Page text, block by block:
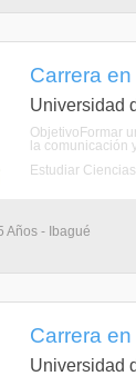
Carrera
Universidad
ObjetivoFormar
la comunicación
Estudiar
Años - Ibagué
Carrera
Universidad